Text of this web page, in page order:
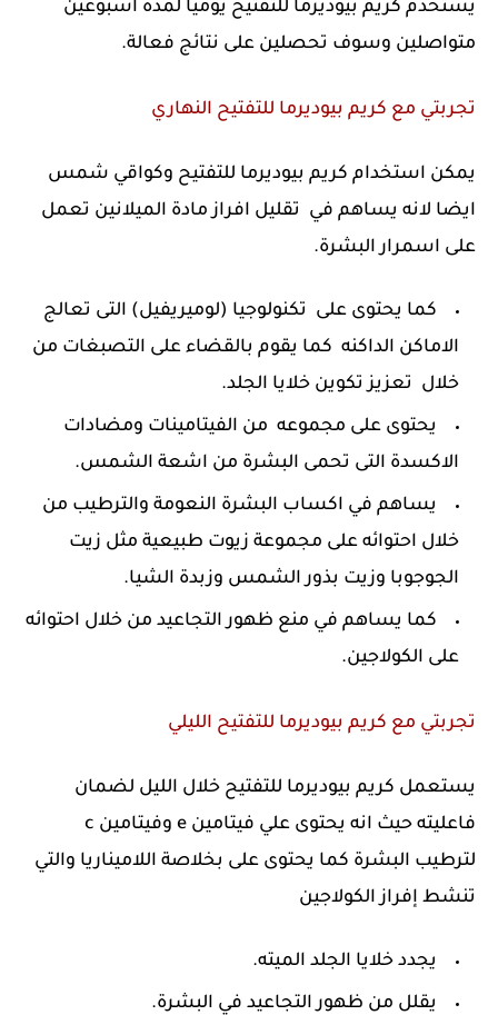
يستخدم كريم بيوديرما للتفتيح يوميا لمدة اسبوعين
متواصلين وسوف تحصلين على نتائج فعالة.
تجربتي مع كريم بيوديرما للتفتيح النهاري
يمكن استخدام كريم بيوديرما للتفتيح وكواقي شمس
ايضا لانه يساهم في تقليل افراز مادة الميلانين تعمل
على اسمرار البشرة.
كما يحتوى على تكنولوجيا (لوميريفيل) التى تعالج
الاماكن الداكنه كما يقوم بالقضاء على التصبغات من
خلال تعزيز تكوين خلايا الجلد.
يحتوى على مجموعه من الفيتامينات ومضادات
الاكسدة التى تحمى البشرة من اشعة الشمس.
يساهم في اكساب البشرة النعومة والترطيب من
خلال احتوائه على مجموعة زيوت طبيعية مثل زيت
الجوجوبا وزيت بذور الشمس وزبدة الشيا.
كما يساهم في منع ظهور التجاعيد من خلال احتوائه
على الكولاجين.
تجربتي مع كريم بيوديرما للتفتيح الليلي
يستعمل كريم بيوديرما للتفتيح خلال الليل لضمان
فاعليته حيث انه يحتوى علي فيتامين e وفيتامين c
لترطيب البشرة كما يحتوى على بخلاصة اللاميناريا والتي
تنشط إفراز الكولاجين
يجدد خلايا الجلد الميته.
يقلل من ظهور التجاعيد في البشرة.